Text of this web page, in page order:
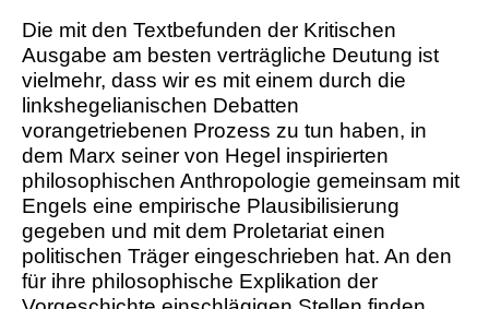
Die mit den Textbefunden der Kritischen
Ausgabe am besten verträgliche Deutung ist
vielmehr, dass wir es mit einem durch die
linkshegelianischen Debatten
vorangetriebenen Prozess zu tun haben, in
dem Marx seiner von Hegel inspirierten
philosophischen Anthropologie gemeinsam mit
Engels eine empirische Plausibilisierung
gegeben und mit dem Proletariat einen
politischen Träger eingeschrieben hat. An den
für ihre philosophische Explikation der